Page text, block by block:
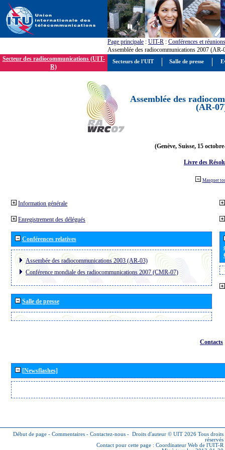
Page principale : UIT-R : Conférences et réunions
Assemblée des radiocommunications 2007 (AR-
Secteur des radiocommunications (UIT-
R)
Assemblée des
(AR-
(Genève, Suisse, 15
Livre des
Masquer
Information générale
Enregistrement des délégués
Conférences relatives
Assembée des radiocommunications 2003 (AR-03)
Conférence mondiale des radiocommunications 2007 (CMR-07)
Salle de presse
Contacts
[Newsflashes]
Début de page - Commentaires - Contactez-nous - Droits d'auteur © UIT 2026 Tous droits
réservés
Contact pour cette page : Coordinateur Web de l'UIT-R
Secteurs de l'UIT Salle de presse